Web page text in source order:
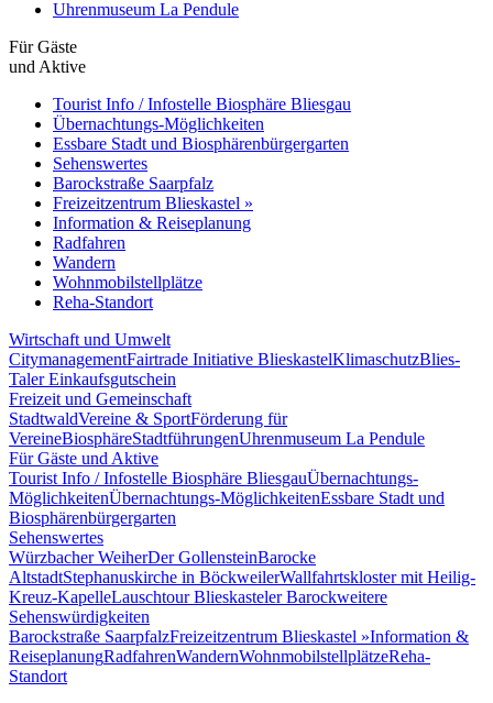
Uhrenmuseum La Pendule
Für Gäste
und Aktive
Tourist Info / Infostelle Biosphäre Bliesgau
Übernachtungs-Möglichkeiten
Essbare Stadt und Biosphärenbürgergarten
Sehenswertes
Barockstraße Saarpfalz
Freizeitzentrum Blieskastel »
Information & Reiseplanung
Radfahren
Wandern
Wohnmobilstellplätze
Reha-Standort
Wirtschaft und Umwelt
CitymanagementFairtrade Initiative BlieskastelKlimaschutzBlies-
Taler Einkaufsgutschein
Freizeit und Gemeinschaft
StadtwaldVereine & SportFörderung für
VereineBiosphäreStadtführungenUhrenmuseum La Pendule
Für Gäste und Aktive
Tourist Info / Infostelle Biosphäre BliesgauÜbernachtungs-
MöglichkeitenÜbernachtungs-MöglichkeitenEssbare Stadt und
Biosphärenbürgergarten
Sehenswertes
Würzbacher WeiherDer GollensteinBarocke
AltstadtStephanuskirche in BöckweilerWallfahrtskloster mit Heilig-
Kreuz-KapelleLauschtour Blieskasteler Barockweitere
Sehenswürdigkeiten
Barockstraße SaarpfalzFreizeitzentrum Blieskastel »Information &
ReiseplanungRadfahrenWandernWohnmobilstellplätzeReha-
Standort